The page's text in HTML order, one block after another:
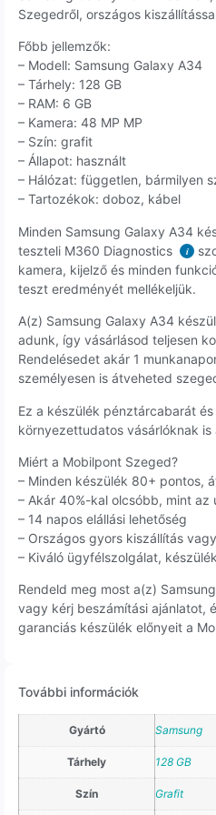
Szegedről, országos
Főbb jellemzők:
– Modell: Samsung Galaxy A34
– Tárhely: 128 GB
– RAM: 6 GB
– Kamera: 48 MP MP
– Szín: grafit
– Állapot: használt
– Hálózat: független, bármilyen
– Tartozékok: doboz, kábel
Minden Samsung Galaxy A34
teszteli M360 Diagnostics
i
kamera, kijelző és minden
teszt eredményét mellékeljük.
A(z) Samsung Galaxy A34
adunk, így vásárlásod teljesen
Rendelésedet akár 1
személyesen is átveheted
Ez a készülék pénztárcabarát
környezettudatos vásárlóknak is
Miért a Mobilpont Szeged?
– Minden készülék 80+ pontos,
– Akár 40%-kal olcsóbb, mint az
– 14 napos elállási lehetőség
– Országos gyors kiszállítás
– Kiváló ügyfélszolgálat,
Rendeld meg most a(z)
vagy kérj beszámítási ajánlatot,
garanciás készülék előnyeit a
További információk
Gyártó Samsung
Tárhely 128 GB
Szín Grafit